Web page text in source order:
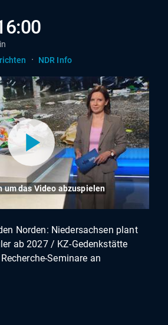
· NDR Info
um das Video abzuspielen
Norden: Niedersachsen plant
ab 2027 / KZ-Gedenkstätte
Seminare an